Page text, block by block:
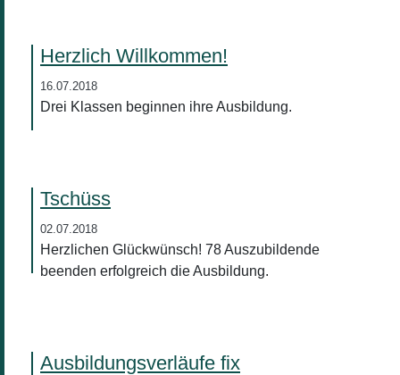
Herzlich Willkommen!
16.07.2018
Drei Klassen beginnen ihre Ausbildung.
Tschüss
02.07.2018
Herzlichen Glückwünsch! 78 Auszubildende
beenden erfolgreich die Ausbildung.
Ausbildungsverläufe fix